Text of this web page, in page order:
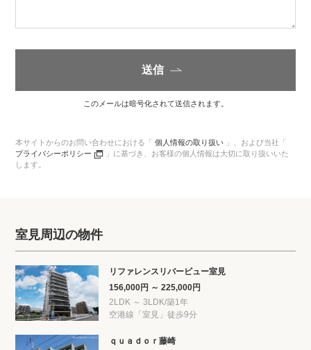
送信
このメールは暗号化されて送信されます。
本サイトからのお問い合わせにおける「個人情報の取り扱い 」、 および当社「
プライバシーポリシー
」に基づき、 お客様の個人情報は大切に取り扱いいた
します。
室見周辺の物件
リファレンスリバービュー室見
156,000円 ～ 225,000円
2LDK ～ 3LDK/築1年
空港線「室見」徒歩9分
ｑｕａｄｏｒ藤崎